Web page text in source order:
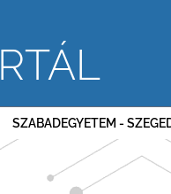
SZABADEGYETEM -